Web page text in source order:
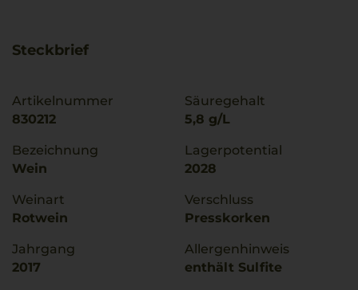
Steckbrief
Artikelnummer
830212
Bezeichnung
Wein
Weinart
Rotwein
Jahrgang
2017
Säuregehalt
5,8 g/L
Lagerpotential
2028
Verschluss
Presskorken
Allergenhinweis
enthält Sulfite